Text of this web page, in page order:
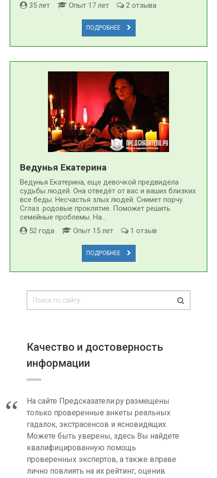
35 лет
Опыт 17 лет 2 отзыва
ПОДРОБНЕЕ
Ведунья Екатерина
Ведунья Екатерина, еще девочкой предвидела
судьбы людей. Она отведёт от вас и ваших близких
все беды. Несчастья злых людей. Снимет порчу.
Сглаз .родовые проклятие. Поможет решить
семейные проблемы. На...
52 года
Опыт 15 лет 1 отзыв
ПОДРОБНЕЕ
Качество и достоверность
информации
На сайте Предсказатели.ру размещены
только проверенные анкеты реальных
гадалок, экстрасенсов и ясновидящих.
Можете быть уверены, здесь Вы найдете
квалифицированную помощь
проверенных экспертов, а также вправе
лично повлиять на их рейтинг, оценив